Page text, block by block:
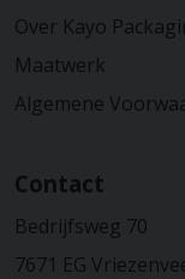
Over Kayo
Maatwerk
Algemene
Contact
Bedrijfsweg 70
7671 EG